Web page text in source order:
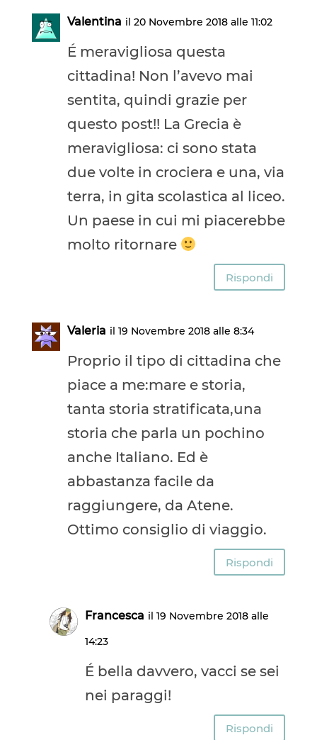
Valentina il 20 Novembre 2018 alle 11:02
É meravigliosa questa
cittadina! Non l’avevo mai
sentita, quindi grazie per
questo post!! La Grecia è
meravigliosa: ci sono stata
due volte in crociera e una, via
terra, in gita scolastica al liceo.
Un paese in cui mi piacerebbe
molto ritornare
Rispondi
Valeria il 19 Novembre 2018 alle 8:34
Proprio il tipo di cittadina che
piace a me:mare e storia,
tanta storia stratificata,una
storia che parla un pochino
anche Italiano. Ed è
abbastanza facile da
raggiungere, da Atene.
Ottimo consiglio di viaggio.
Rispondi
Francesca il 19 Novembre 2018 alle
14:23
É bella davvero, vacci se sei
nei paraggi!
Rispondi